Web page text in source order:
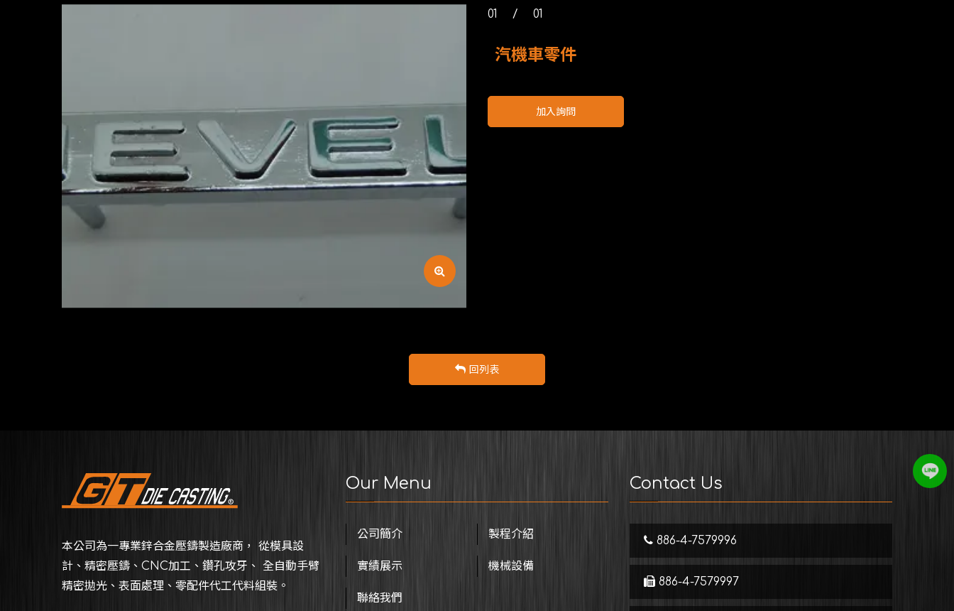
01 / 01
汽機車零件
加入詢問
回列表
本公司為一專業鋅合金壓鑄製造廠商， 從模具設
計、精密壓鑄、CNC加工、鑽孔攻牙、 全自動手臂
精密拋光、表面處理、零配件代工代料組裝。
Our Menu
公司簡介 製程介紹
實績展示 機械設備
聯絡我們
Contact Us
886-4-7579996
886-4-7579997